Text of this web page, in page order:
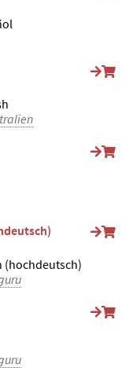
(hochdeutsch)